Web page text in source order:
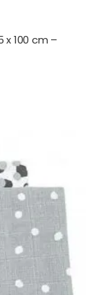
x 100 cm –